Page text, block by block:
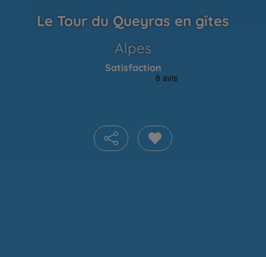
Le Tour du Queyras en gîtes
Alpes
Satisfaction